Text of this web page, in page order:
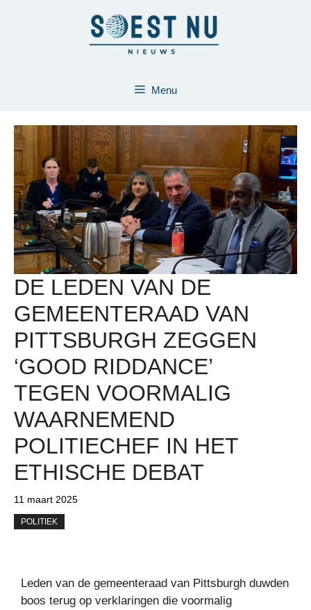
Menu
DE LEDEN VAN DE
GEMEENTERAAD VAN
PITTSBURGH ZEGGEN
‘GOOD RIDDANCE’
TEGEN VOORMALIG
WAARNEMEND
POLITIECHEF IN HET
ETHISCHE DEBAT
11 maart 2025
POLITIEK
Leden van de gemeenteraad van Pittsburgh duwden
boos terug op verklaringen die voormalig